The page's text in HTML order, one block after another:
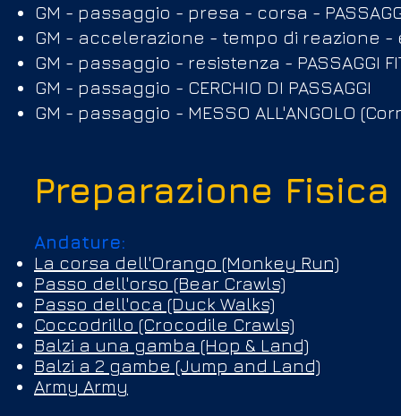
GM - passaggio - presa - corsa -
GM - accelerazione - tempo di reazione -
GM - passaggio - resistenza - PASSAGGI
GM - passaggio - CERCHIO DI PASSAGGI
GM - passaggio - MESSO ALL'ANGOLO
Preparazione Fisica
Andature:
La corsa dell'Orango (Monkey Run)
Passo dell'orso (Bear Crawls)
Passo dell'oca (Duck Walks)
Coccodrillo (Crocodile Crawls)
Balzi a una gamba (Hop & Land)
Balzi a 2 gambe (Jump and Land)
Army Army